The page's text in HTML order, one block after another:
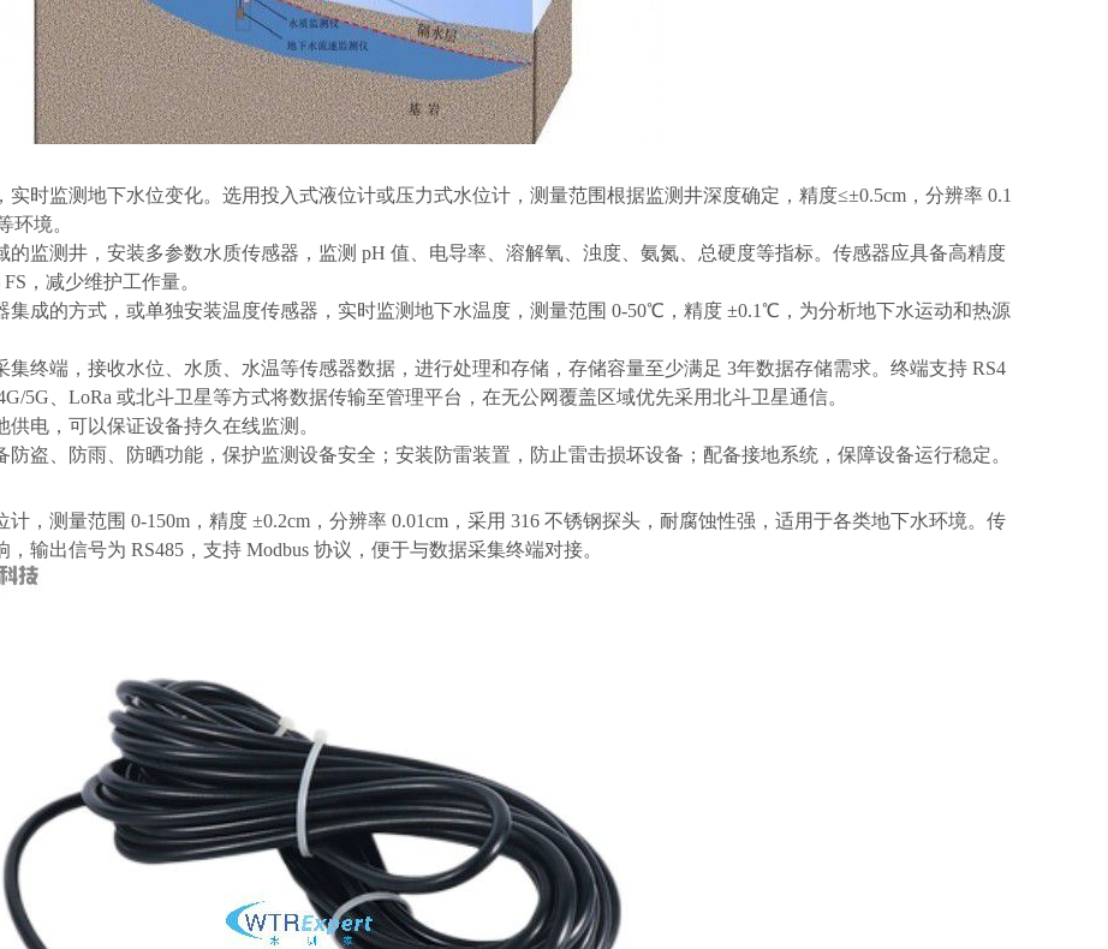
实时监测地下水位变化。选用投入式液位计或压力式水位计，测量范围根据监测井深度确定，精度≤±0.5cm，分辨率 0.1
环境。
的监测井，安装多参数水质传感器，监测 pH 值、电导率、溶解氧、浊度、氨氮、总硬度等指标。传感器应具备高精度
，减少维护工作量。
集成的方式，或单独安装温度传感器，实时监测地下水温度，测量范围 0-50℃，精度 ±0.1℃，为分析地下水运动和热源
集终端，接收水位、水质、水温等传感器数据，进行处理和存储，存储容量至少满足 3年数据存储需求。终端支持 RS4
5G、LoRa 或北斗卫星等方式将数据传输至管理平台，在无公网覆盖区域优先采用北斗卫星通信。
电，可以保证设备持久在线监测。
防盗、防雨、防晒功能，保护监测设备安全；安装防雷装置，防止雷击损坏设备；配备接地系统，保障设备运行稳定。
计，测量范围 0-150m，精度 ±0.2cm，分辨率 0.01cm，采用 316 不锈钢探头，耐腐蚀性强，适用于各类地下水环境。传
输出信号为 RS485，支持 Modbus 协议，便于与数据采集终端对接。